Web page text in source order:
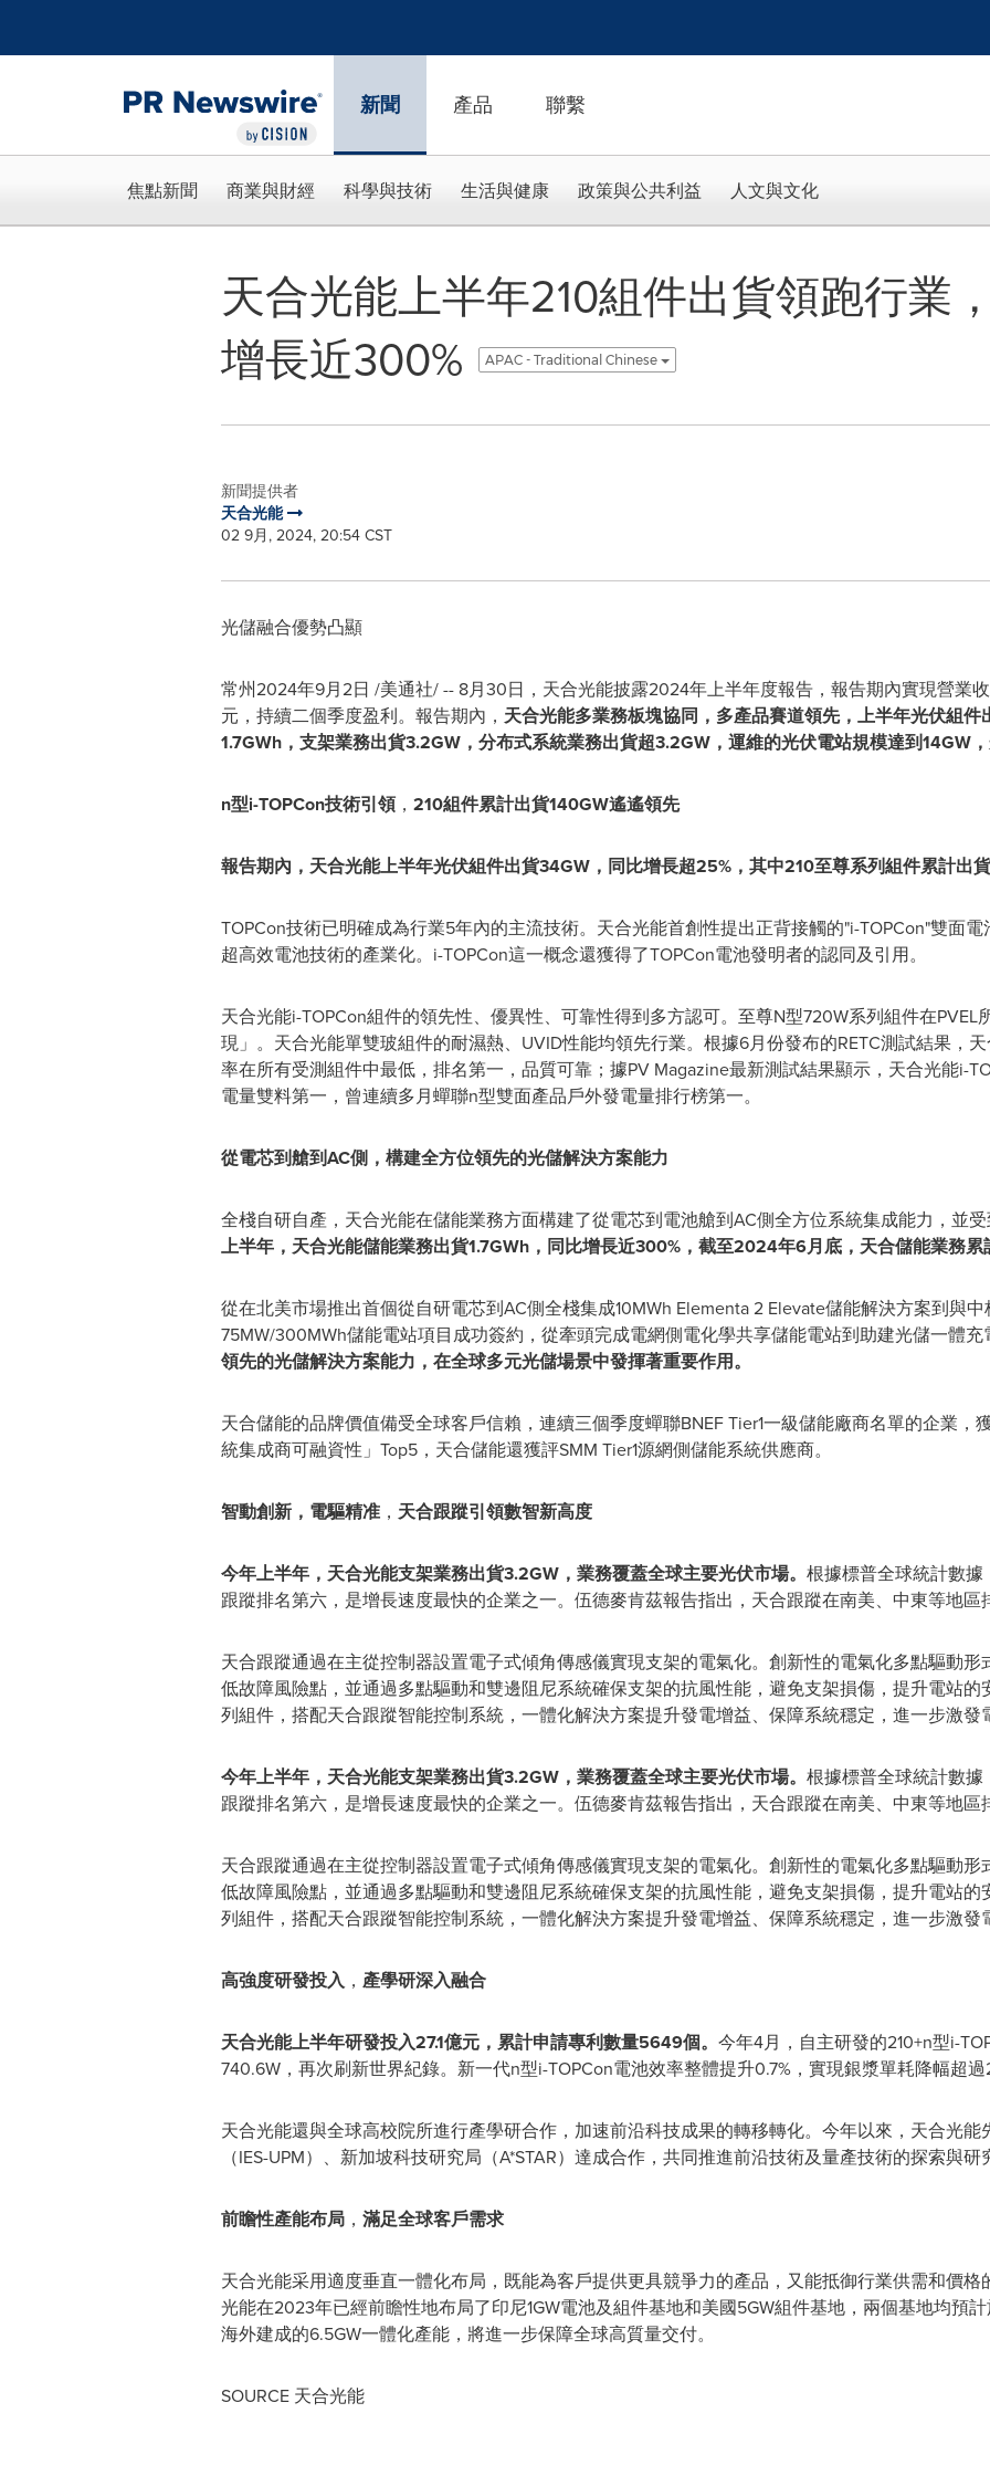
新聞 產品 聯繫
焦點新聞 商業與財經 科學與技術 生活與健康 政策與公共利益 人文與文化
天合光能上半年210組件出貨領跑行業
增長近300%
APAC - Traditional Chinese
新聞提供者
天合光能
02 9月, 2024, 20:54 CST
光儲融合優勢凸顯
常州2024年9月2日 /美通社/ -- 8月30日，天合光能披露2024年上半年度報告，報告期內實現營業
元，持續二個季度盈利。報告期內， 天合光能多業務板塊協同，多產品賽道領先，上半年光伏組件
1.7GWh，支架業務出貨3.2GW，分布式系統業務出貨超3.2GW，運維的光伏電站規模達到14GW
n型i-TOPCon技術引領， 210組件累計出貨140GW遙遙領先
報告期內，天合光能上半年光伏組件出貨34GW，同比增長超25%，其中210至尊系列組件累計出
TOPCon技術已明確成為行業5年內的主流技術。天合光能首創性提出正背接觸的"i-TOPCon"雙面
超高效電池技術的產業化。i-TOPCon這一概念還獲得了TOPCon電池發明者的認同及引用。
天合光能i-TOPCon組件的領先性、優異性、可靠性得到多方認可。至尊N型720W系列組件在
現」。天合光能單雙玻組件的耐濕熱、UVID性能均領先行業。根據6月份發布的RETC測試結果，
率在所有受測組件中最低，排名第一，品質可靠；據PV Magazine最新測試結果顯示，天合光能i-
電量雙料第一，曾連續多月蟬聯n型雙面產品戶外發電量排行榜第一。
從電芯到艙到AC側，構建全方位領先的光儲解決方案能力
全棧自研自產，天合光能在儲能業務方面構建了從電芯到電池艙到AC側全方位系統集成能力，並
上半年，天合光能儲能業務出貨1.7GWh，同比增長近300%，截至2024年6月底，天合儲能業務累
從在北美市場推出首個從自研電芯到AC側全棧集成10MWh Elementa 2 Elevate儲能解決方案到與
75MW/300MWh儲能電站項目成功簽約，從牽頭完成電網側電化學共享儲能電站到助建光儲一體
領先的光儲解決方案能力，在全球多元光儲場景中發揮著重要作用。
天合儲能的品牌價值備受全球客戶信賴，連續三個季度蟬聯BNEF Tier1一級儲能廠商名單的企業，
統集成商可融資性」Top5，天合儲能還獲評SMM Tier1源網側儲能系統供應商。
智動創新，電驅精准， 天合跟蹤引領數智新高度
今年上半年，天合光能支架業務出貨3.2GW，業務覆蓋全球主要光伏市場。 根據標普全球統計數
跟蹤排名第六，是增長速度最快的企業之一。伍德麥肯茲報告指出，天合跟蹤在南美、中東等地區
天合跟蹤通過在主從控制器設置電子式傾角傳感儀實現支架的電氣化。創新性的電氣化多點驅動
低故障風險點，並通過多點驅動和雙邊阻尼系統確保支架的抗風性能，避免支架損傷，提升電站
列組件，搭配天合跟蹤智能控制系統，一體化解決方案提升發電增益、保障系統穩定，進一步激發
今年上半年，天合光能支架業務出貨3.2GW，業務覆蓋全球主要光伏市場。 根據標普全球統計數
跟蹤排名第六，是增長速度最快的企業之一。伍德麥肯茲報告指出，天合跟蹤在南美、中東等地區
天合跟蹤通過在主從控制器設置電子式傾角傳感儀實現支架的電氣化。創新性的電氣化多點驅動
低故障風險點，並通過多點驅動和雙邊阻尼系統確保支架的抗風性能，避免支架損傷，提升電站
列組件，搭配天合跟蹤智能控制系統，一體化解決方案提升發電增益、保障系統穩定，進一步激發
高強度研發投入， 產學研深入融合
天合光能上半年研發投入27.1億元，累計申請專利數量5649個。 今年4月，自主研發的210+n型i-
740.6W，再次刷新世界紀錄。新一代n型i-TOPCon電池效率整體提升0.7%，實現銀漿單耗降幅超
天合光能還與全球高校院所進行產學研合作，加速前沿科技成果的轉移轉化。今年以來，天合光
（IES-UPM）、新加坡科技研究局（A*STAR）達成合作，共同推進前沿技術及量產技術的探索與研
前瞻性產能布局， 滿足全球客戶需求
天合光能采用適度垂直一體化布局，既能為客戶提供更具競爭力的產品，又能抵御行業供需和價
光能在2023年已經前瞻性地布局了印尼1GW電池及組件基地和美國5GW組件基地，兩個基地均預
海外建成的6.5GW一體化產能，將進一步保障全球高質量交付。
SOURCE 天合光能